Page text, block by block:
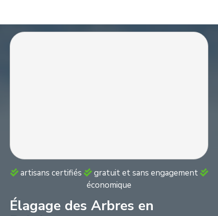
artisans certifiés
gratuit et sans engagement
économique
Élagage des Arbres en